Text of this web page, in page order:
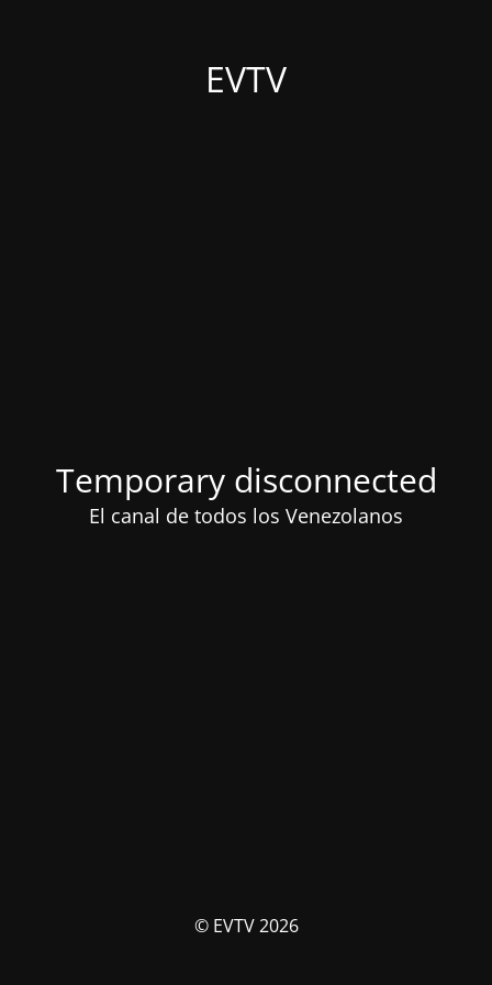
EVTV
Temporary disconnected
El canal de todos los Venezolanos
© EVTV 2026